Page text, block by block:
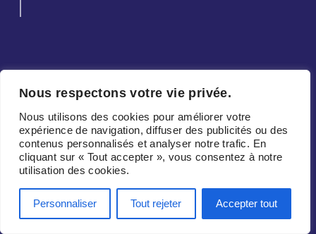
Nous respectons votre vie privée.
Nous utilisons des cookies pour améliorer votre
expérience de navigation, diffuser des publicités ou des
contenus personnalisés et analyser notre trafic. En
cliquant sur « Tout accepter », vous consentez à notre
utilisation des cookies.
Personnaliser Tout rejeter Accepter tout